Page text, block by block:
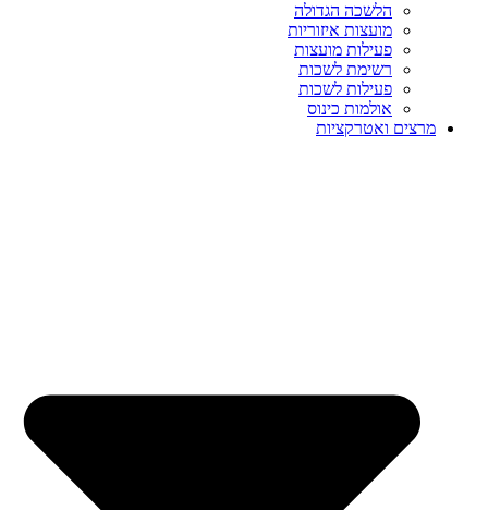
הלשכה הגדולה
מועצות איזוריות
פעילות מועצות
רשימת לשכות
פעילות לשכות
אולמות כינוס
מרצים ואטרקציות